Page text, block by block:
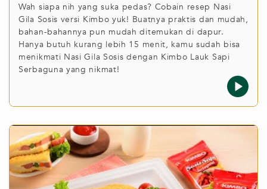
Wah siapa nih yang suka pedas? Cobain resep Nasi
Gila Sosis versi Kimbo yuk! Buatnya praktis dan mudah,
bahan-bahannya pun mudah ditemukan di dapur.
Hanya butuh kurang lebih 15 menit, kamu sudah bisa
menikmati Nasi Gila Sosis dengan Kimbo Lauk Sapi
Serbaguna yang nikmat!